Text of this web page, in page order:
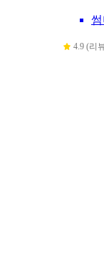
4.9 (리